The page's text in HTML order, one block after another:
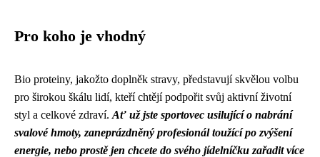
Pro koho je vhodný
Bio proteiny, jakožto doplněk stravy, představují skvělou volbu
pro širokou škálu lidí, kteří chtějí podpořit svůj aktivní životní
styl a celkové zdraví. Ať už jste sportovec usilující o nabrání
svalové hmoty, zaneprázdněný profesionál toužící po zvýšení
energie, nebo prostě jen chcete do svého jídelníčku zařadit více